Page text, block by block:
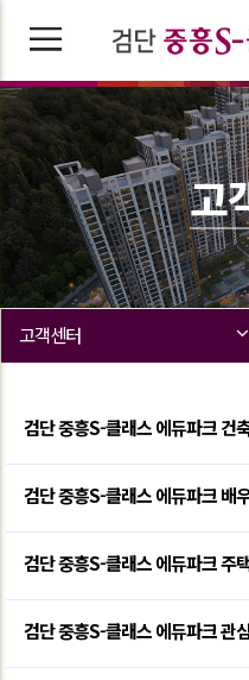
고
고객센터
검단 중흥S-클래스 에듀파크 건
검단 중흥S-클래스 에듀파크 배
검단 중흥S-클래스 에듀파크 주
검단 중흥S-클래스 에듀파크 관